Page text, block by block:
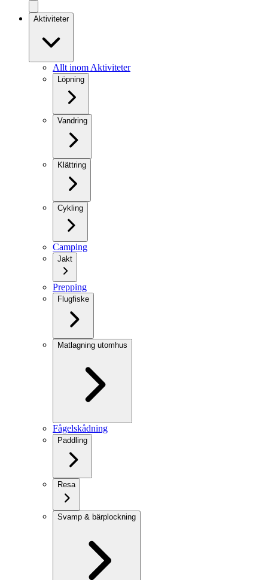
Aktiviteter
Allt inom Aktiviteter
Löpning
Vandring
Klättring
Cykling
Camping
Jakt
Prepping
Flugfiske
Matlagning utomhus
Fågelskådning
Paddling
Resa
Svamp & bärplockning